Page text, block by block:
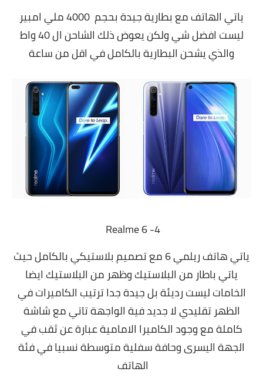
ياتي الهاتف مع بطارية جيدة بحجم 4000 ملي امبير
ليست افضل شي ولكن يعوض ذلك الشاحن ال 40 واط
والذي يشحن البطارية بالكامل في اقل من ساعة
4- Realme 6
ياتي هاتف ريلمي 6 مع تصميم بلاستيكي بالكامل حيث
ياتي باطار من البلاستيك وظهر من البلاستيك ايضا
الخامات ليست رديئة بل جيدة جدا ترتيب الكاميرات في
الظهر تقليدي لا جديد فية الواجهة تاتي مع شاشة
كاملة مع وجود الكاميرا الامامية عبارة عن ثقب في
الجهة اليسرى وحافة سفلية متوسطة نسبيا في فئة
الهاتف